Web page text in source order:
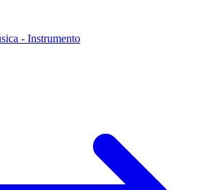
- Instrumento